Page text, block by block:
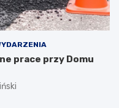
prace przy Domu